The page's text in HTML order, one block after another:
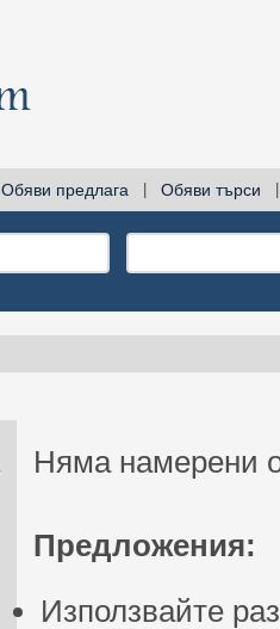
Обяви предлага Обяви търси
Няма намерени
Предложения:
Използвайте